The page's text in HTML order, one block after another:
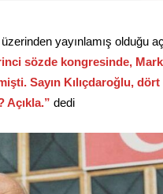
yayınlamış olduğu
sözde kongresinde,
Sayın Kılıçdaroğlu,
Açıkla.” dedi